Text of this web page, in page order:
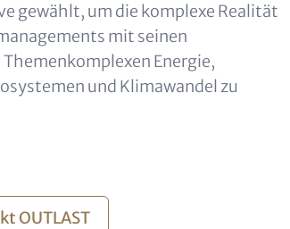
gewählt, um die komplexe Realität
mit seinen
Energie,
und Klimawandel zu
OUTLAST